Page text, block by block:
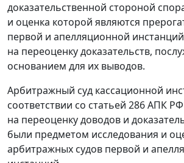
доказательственной стороной
и оценка которой являются
первой и апелляционной
на переоценку доказательств,
основанием для их выводов.
Арбитражный суд кассационной
соответствии со статьей 286АПК РФ
на переоценку доводов и
были предметом исследования и
арбитражных судов первой и